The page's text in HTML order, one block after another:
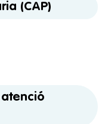
(CAP)
atenció